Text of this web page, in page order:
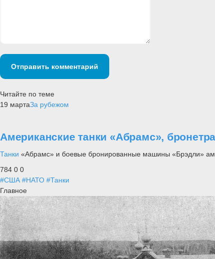
Отправить комментарий
Читайте по теме
19 мартаЗа рубежом
Американские танки «Абрамс»,
Танки «Абрамс» и боевые бронированные машины «Брэдли»
784 0 0
#США #НАТО #Танки
Главное